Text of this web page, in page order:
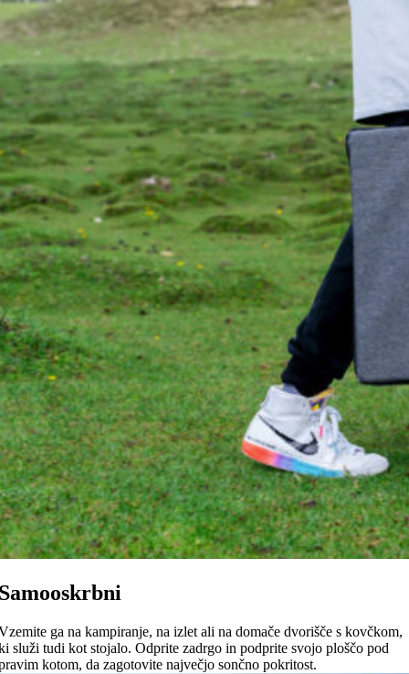
ga na kampiranje, na izlet ali na domače dvorišče s kovčkom,
služi tudi kot stojalo. Odprite zadrgo in podprite svojo ploščo pod
kotom, da zagotovite največjo sončno pokritost.